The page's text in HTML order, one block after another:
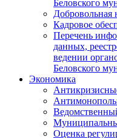
Беловского
Добровольная
Кадровое
Перечень
данных,
ведении
Беловского
Экономика
Оценка